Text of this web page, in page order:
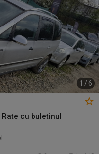
1 /6
Rate cu buletinul